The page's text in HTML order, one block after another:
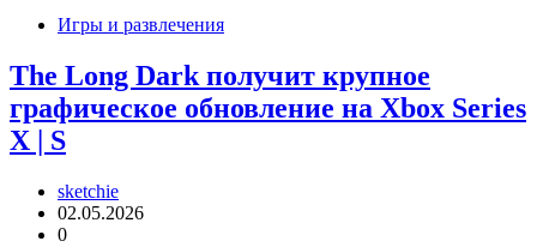
Игры и развлечения
The Long Dark получит крупное
графическое обновление на Xbox Series
X | S
sketchie
02.05.2026
0